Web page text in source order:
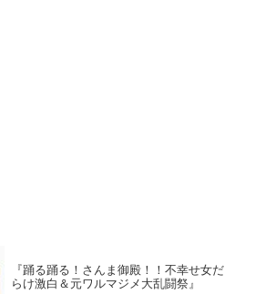
『踊る踊る！さんま御殿！！不幸せ女だ
らけ激白＆元ワルマジメ大乱闘祭』